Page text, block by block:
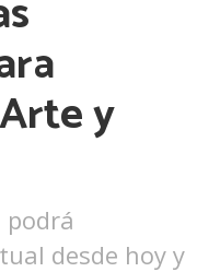
y
desde hoy y